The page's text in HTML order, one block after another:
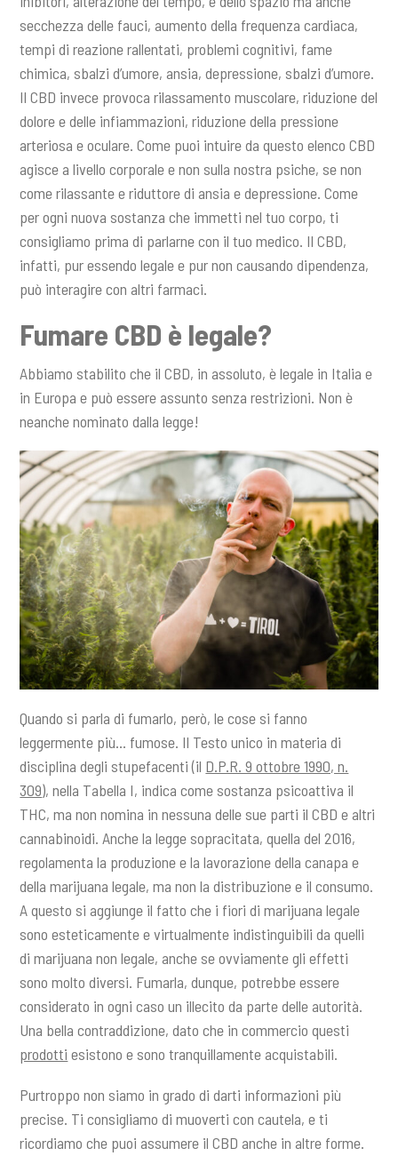
secchezza delle fauci, aumento della frequenza cardiaca,
tempi di reazione rallentati, problemi cognitivi, fame
chimica, sbalzi d’umore, ansia, depressione, sbalzi d’umore.
Il CBD invece provoca rilassamento muscolare, riduzione del
dolore e delle infiammazioni, riduzione della pressione
arteriosa e oculare. Come puoi intuire da questo elenco CBD
agisce a livello corporale e non sulla nostra psiche, se non
come rilassante e riduttore di ansia e depressione. Come
per ogni nuova sostanza che immetti nel tuo corpo, ti
consigliamo prima di parlarne con il tuo medico. Il CBD,
infatti, pur essendo legale e pur non causando dipendenza,
può interagire con altri farmaci.
Fumare CBD è legale?
Abbiamo stabilito che il CBD, in assoluto, è legale in Italia e
in Europa e può essere assunto senza restrizioni. Non è
neanche nominato dalla legge!
Quando si parla di fumarlo, però, le cose si fanno
leggermente più… fumose. Il Testo unico in materia di
disciplina degli stupefacenti (il D.P.R. 9 ottobre 1990, n.
309), nella Tabella I, indica come sostanza psicoattiva il
THC, ma non nomina in nessuna delle sue parti il CBD e altri
cannabinoidi. Anche la legge sopracitata, quella del 2016,
regolamenta la produzione e la lavorazione della canapa e
della marijuana legale, ma non la distribuzione e il consumo.
A questo si aggiunge il fatto che i fiori di marijuana legale
sono esteticamente e virtualmente indistinguibili da quelli
di marijuana non legale, anche se ovviamente gli effetti
sono molto diversi. Fumarla, dunque, potrebbe essere
considerato in ogni caso un illecito da parte delle autorità.
Una bella contraddizione, dato che in commercio questi
prodotti esistono e sono tranquillamente acquistabili.
Purtroppo non siamo in grado di darti informazioni più
precise. Ti consigliamo di muoverti con cautela, e ti
ricordiamo che puoi assumere il CBD anche in altre forme.